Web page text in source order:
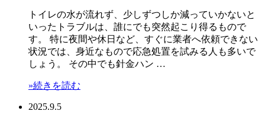
トイレの水が流れず、少しずつしか減っていかないと
いったトラブルは、誰にでも突然起こり得るもので
す。 特に夜間や休日など、すぐに業者へ依頼できない
状況では、身近なもので応急処置を試みる人も多いで
しょう。 その中でも針金ハン …
»続きを読む
2025.9.5